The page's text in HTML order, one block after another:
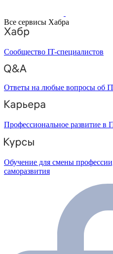
Все сервисы Хабра
Сообщество IT-специалистов
Ответы на любые вопросы об
Профессиональное развитие в
Обучение для смены
саморазвития